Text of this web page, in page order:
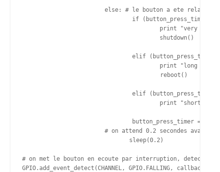
# on met le bouton en ecoute par interruption,
GPIO.add_event_detect(CHANNEL, GPIO.FALLING,